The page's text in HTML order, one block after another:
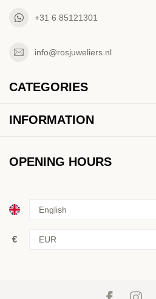
+31 6 85121301
info@rosjuweliers.nl
CATEGORIES
INFORMATION
OPENING HOURS
€